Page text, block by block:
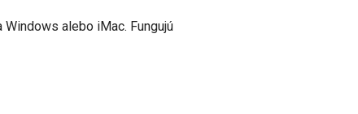
alebo iMac. Fungujú